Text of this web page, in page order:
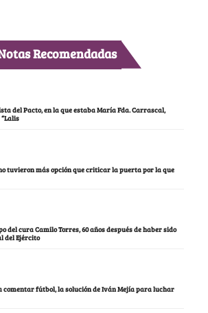
Recomendadas
del Pacto, en la que estaba María Fda. Carrascal,
tuvieron más opción que criticar la puerta por la que
del cura Camilo Torres, 60 años después de haber sido
del Ejército
comentar fútbol, la solución de Iván Mejía para luchar